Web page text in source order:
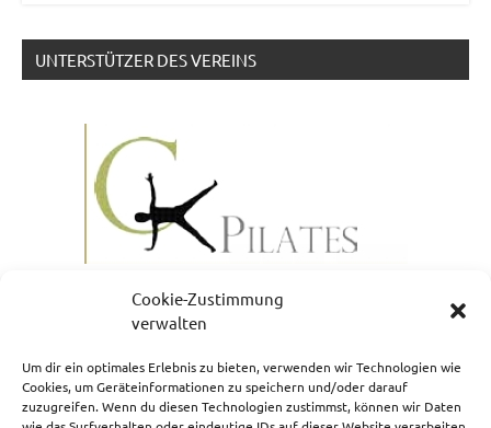
Cookie-Zustimmung
verwalten
Um dir ein optimales Erlebnis zu bieten, verwenden wir Technologien wie
Cookies, um Geräteinformationen zu speichern und/oder darauf
zuzugreifen. Wenn du diesen Technologien zustimmst, können wir Daten
UNTERSTÜTZER DES VEREINS
NEWSLETTERANMELDUNG